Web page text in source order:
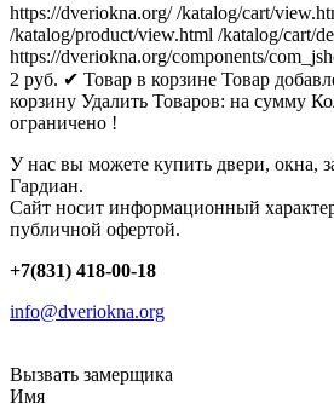
https://dveriokna.org/ /katalog/cart/
/katalog/product/view.html /katalog/cart/
https://dveriokna.org/components/
2 руб. ✔ Товар в корзине Товар
корзину Удалить Товаров: на сумму
ограничено !
У нас вы можете купить двери, окна,
Гардиан.
Сайт носит информационный
публичной офертой.
+7(831) 418-00-18
info@dveriokna.org
Вызвать замерщика
Имя